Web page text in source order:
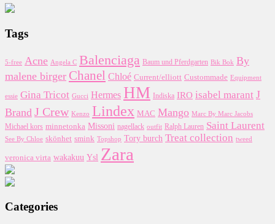
Tags
5-free Acne Angela C Balenciaga Baum und Pferdgarten Bik Bok By
malene birger Chanel Chloé Current/elliott Custommade Equipment
essie Gina Tricot Gucci Hermes HM Indiska IRO isabel marant J
Brand J Crew Kenzo Lindex MAC Mango Marc By Marc Jacobs
Michael kors minnetonka Missoni nagellack outfit Ralph Lauren Saint Laurent
See By Chloe skönhet smink Topshop Tory burch Treat collection tweed
veronica virta wakakuu Ysl Zara
Categories